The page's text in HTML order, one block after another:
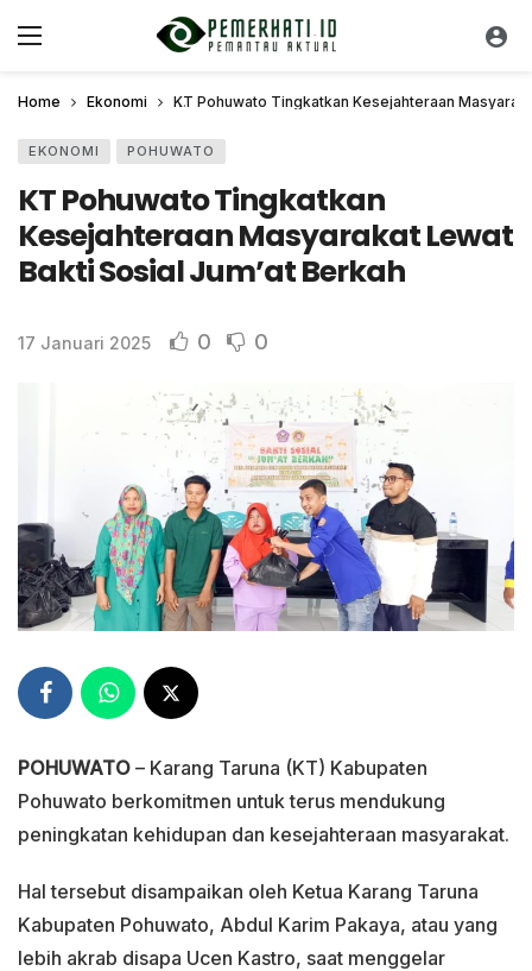
Home Ekonomi KT Pohuwato Tingkatkan Kesejahteraan
EKONOMI POHUWATO
KT Pohuwato Tingkatkan
Kesejahteraan Masyarakat Lewat
Bakti Sosial Jum’at Berkah
17 Januari 2025 0 0
POHUWATO – Karang Taruna (KT) Kabupaten
Pohuwato berkomitmen untuk terus mendukung
peningkatan kehidupan dan kesejahteraan masyarakat.
Hal tersebut disampaikan oleh Ketua Karang Taruna
Kabupaten Pohuwato, Abdul Karim Pakaya, atau yang
lebih akrab disapa Ucen Kastro, saat menggelar